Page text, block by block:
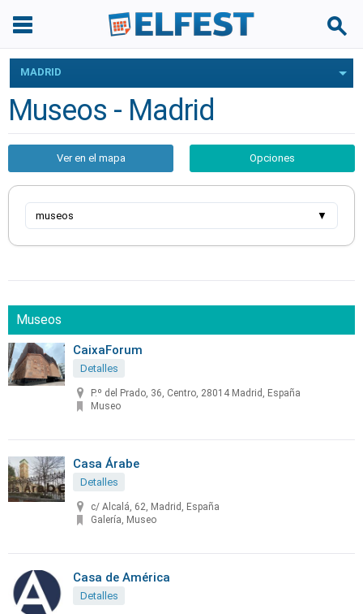
MADRID
Museos - Madrid
Ver en el mapa Opciones
museos ▼
Museos
CaixaForum
Detalles
P.º del Prado, 36, Centro, 28014 Madrid, España
Museo
Casa Árabe
Detalles
c/ Alcalá, 62, Madrid, España
Galería, Museo
Casa de América
Detalles